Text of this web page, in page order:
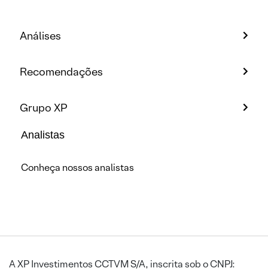
Análises
Recomendações
Grupo XP
Analistas
Conheça nossos analistas
A XP Investimentos CCTVM S/A, inscrita sob o CNPJ: